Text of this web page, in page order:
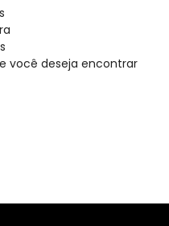
você deseja encontrar